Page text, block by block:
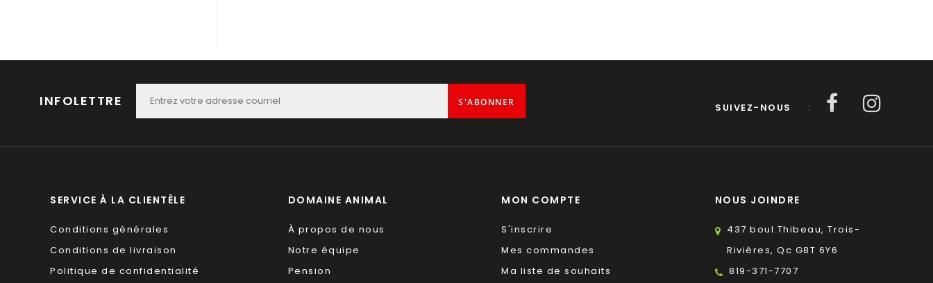
INFOLETTRE S'ABONNER SUIVEZ-NOUS :
SERVICE À LA CLIENTÈLE
Conditions générales
Conditions de livraison
Politique de confidentialité
DOMAINE ANIMAL
À propos de nous
Notre équipe
Pension
MON COMPTE
S'inscrire
Mes commandes
Ma liste de souhaits
NOUS JOINDRE
437 boul.Thibeau, Trois-
Rivières, Qc G8T 6Y6
819-371-7707